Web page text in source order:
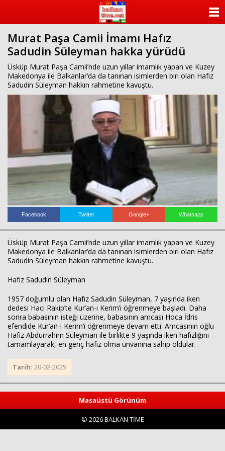
Murat Paşa Camii İmamı Hafız
Sadudin Süleyman hakka yürüdü
Üsküp Murat Paşa Camii’nde uzun yıllar imamlık yapan ve Kuzey
Makedonya ile Balkanlar’da da tanınan isimlerden biri olan Hafız
Sadudin Süleyman hakkın rahmetine kavuştu.
Facebook Twitter Google+ Whatsapp
Üsküp Murat Paşa Camii’nde uzun yıllar imamlık yapan ve Kuzey
Makedonya ile Balkanlar’da da tanınan isimlerden biri olan Hafız
Sadudin Süleyman hakkın rahmetine kavuştu.
Hafız Sadudin Süleyman
1957 doğumlu olan Hafız Sadudin Süleyman, 7 yaşında iken
dedesi Hacı Rakip’te Kur’an-ı Kerim’i öğrenmeye başladı. Daha
sonra babasının isteği üzerine, babasının amcası Hoca İdris
efendide Kur’an-ı Kerim’i öğrenmeye devam etti. Amcasının oğlu
Hafız Abdurrahim Süleyman ile birlikte 9 yaşında iken hafızlığını
tamamlayarak, en genç hafız olma ünvanına sahip oldular.
Tarih: 20-02-2025
Masaüstü Görünüm
© 2026 BALKAN TİME
KATEGORİLER
ANKETLER
VİDEO GALERİ
KÜNYE
İLETİŞİM
Haberin Doğru Adresi.